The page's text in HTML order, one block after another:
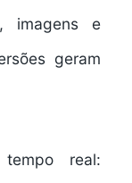
imagens e
geram
real: